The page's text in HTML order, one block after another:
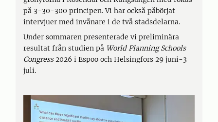
på 3-30-300 principen. Vi har också påbörjat
intervjuer med invånare i de två stadsdelarna.
Under sommaren presenterade vi preliminära
resultat från studien på World Planning Schools
Congress2026 i Espoo och Helsingfors 29 juni-3
juli.